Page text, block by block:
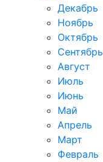
Декабрь
Ноябрь
Октябрь
Сентябрь
Август
Июль
Июнь
Май
Апрель
Март
Февраль